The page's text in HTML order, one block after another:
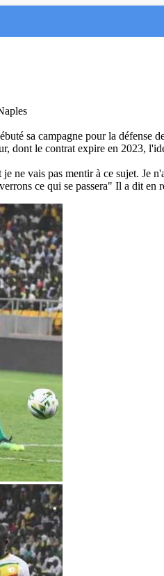
sa campagne pour la
dont le contrat expire en 2023,
ne vais pas mentir à ce sujet.
ce qui se passera" Il a dit